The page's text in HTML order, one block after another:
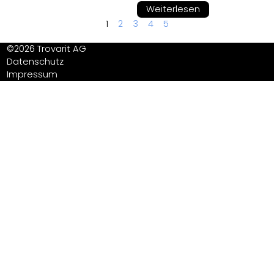
Weiterlesen
1
2 3 4 5
©2026 Trovarit AG
Datenschutz
Impressum